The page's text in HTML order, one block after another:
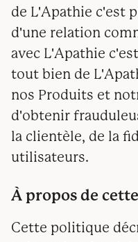
de L'Apathie c'est
d'une relation
avec L'Apathie
tout bien de
nos Produits et
d'obtenir
la clientèle, de la
utilisateurs.
À propos de
Cette politique